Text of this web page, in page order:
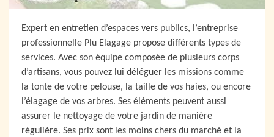
Expert en entretien d’espaces vers publics, l’entreprise
professionnelle Plu Elagage propose différents types de
services. Avec son équipe composée de plusieurs corps
d’artisans, vous pouvez lui déléguer les missions comme
la tonte de votre pelouse, la taille de vos haies, ou encore
l’élagage de vos arbres. Ses éléments peuvent aussi
assurer le nettoyage de votre jardin de manière
régulière. Ses prix sont les moins chers du marché et la